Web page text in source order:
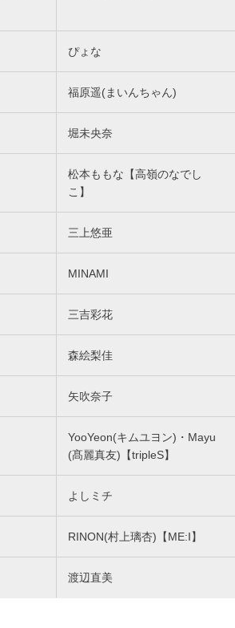
ぴょな
福原遥(まいんちゃん)
堀未央奈
松本ももな【高嶺のなでし
こ】
三上悠亜
MINAMI
三吉彩花
森絵梨佳
矢吹奈子
YooYeon(キムユヨン)・Mayu
(髙麗真友)【tripleS】
よしミチ
RINON(村上璃杏)【ME:I】
渡辺直美